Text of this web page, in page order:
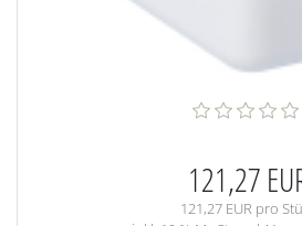
121,27
121,27 EUR pro